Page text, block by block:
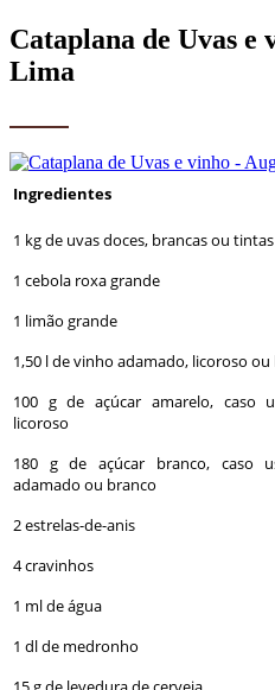
Cataplana de Uvas e
Lima
Ingredientes
1 kg de uvas doces, brancas ou tintas
1 cebola roxa grande
1 limão grande
1,50 l de vinho adamado, licoroso ou
100 g de açúcar amarelo, caso
licoroso
180 g de açúcar branco, caso
adamado ou branco
2 estrelas-de-anis
4 cravinhos
1 ml de água
1 dl de medronho